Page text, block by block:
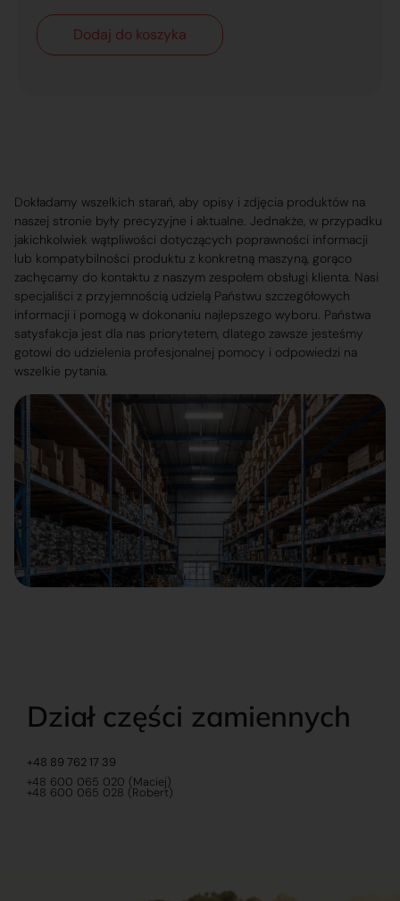
Dodaj do koszyka
Dokładamy wszelkich starań, aby opisy i zdjęcia produktów na
naszej stronie były precyzyjne i aktualne. Jednakże, w przypadku
jakichkolwiek wątpliwości dotyczących poprawności informacji
lub kompatybilności produktu z konkretną maszyną, gorąco
zachęcamy do kontaktu z naszym zespołem obsługi klienta. Nasi
specjaliści z przyjemnością udzielą Państwu szczegółowych
informacji i pomogą w dokonaniu najlepszego wyboru. Państwa
satysfakcja jest dla nas priorytetem, dlatego zawsze jesteśmy
gotowi do udzielenia profesjonalnej pomocy i odpowiedzi na
wszelkie pytania.
Dział części zamiennych
+48 89 762 17 39
+48 600 065 020 (Maciej)
+48 600 065 028 (Robert)